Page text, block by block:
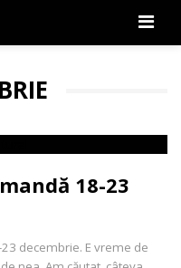
18-23
decembrie. E vreme de